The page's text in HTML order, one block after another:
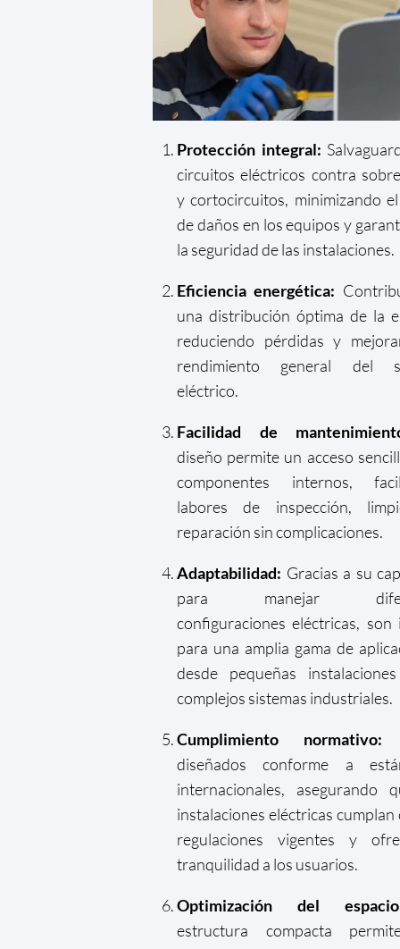
Protección integral:
circuitos eléctricos contra
y cortocircuitos, minimizando
de daños en los equipos y
la seguridad de las instalaciones.
Eficiencia energética:
una distribución óptima de la
reduciendo pérdidas y
rendimiento general del
eléctrico.
Facilidad de
diseño permite un acceso
componentes internos,
labores de inspección,
reparación sin complicaciones.
Adaptabilidad: Gracias a su
para manejar
configuraciones eléctricas, son
para una amplia gama de
desde pequeñas
complejos sistemas industriales.
Cumplimiento normativo:
diseñados conforme a
internacionales, asegurando
instalaciones eléctricas cumplan
regulaciones vigentes y
tranquilidad a los usuarios.
Optimización del
estructura compacta